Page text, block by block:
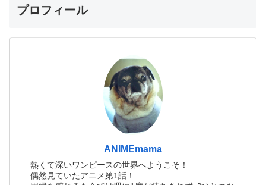
プロフィール
ANIMEmama
熱くて深いワンピースの世界へようこそ！
偶然見ていたアニメ第1話！